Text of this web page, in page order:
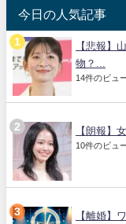
今日の人気記事
【悲報】
物？...
14件のビュ
【朗報】
10件のビュ
【離婚】